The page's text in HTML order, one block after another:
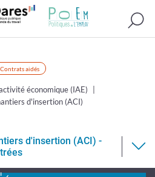
Contrats aidés
économique (IAE)
d'insertion (ACI)
d'insertion (ACI) -